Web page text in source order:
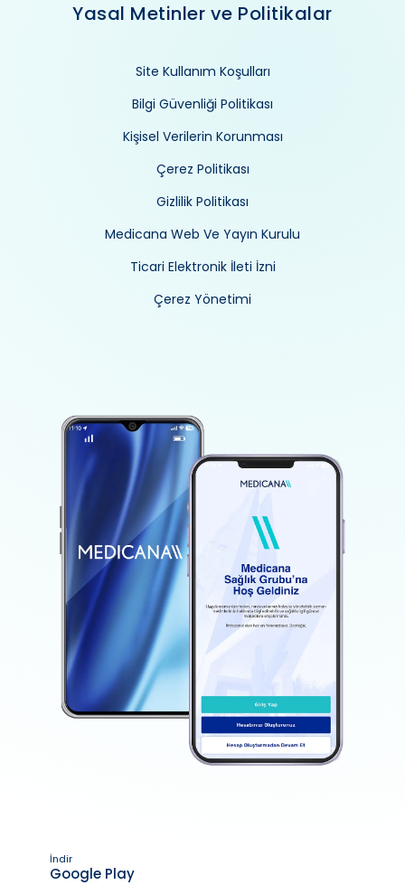
Yasal Metinler ve Politikalar
Site Kullanım Koşulları
Bilgi Güvenliği Politikası
Kişisel Verilerin Korunması
Çerez Politikası
Gizlilik Politikası
Medicana Web Ve Yayın Kurulu
Ticari Elektronik İleti İzni
Çerez Yönetimi
İndir
Google Play